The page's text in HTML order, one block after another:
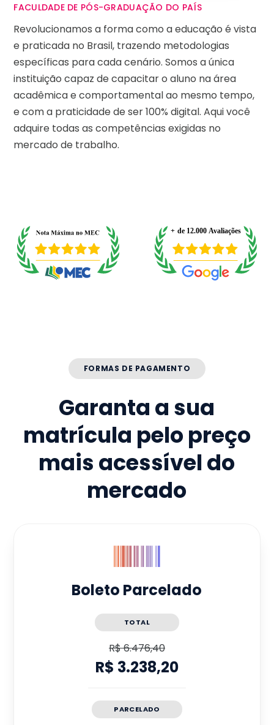
FACULDADE DE PÓS-GRADUAÇÃO DO PAÍS
Revolucionamos a forma como a educação é vista
e praticada no Brasil, trazendo metodologias
específicas para cada cenário. Somos a única
instituição capaz de capacitar o aluno na área
acadêmica e comportamental ao mesmo tempo,
e com a praticidade de ser 100% digital. Aqui você
adquire todas as competências exigidas no
mercado de trabalho.
FORMAS DE PAGAMENTO
Garanta a sua
matrícula pelo preço
mais acessível do
mercado
Boleto Parcelado
TOTAL
R$ 6.476,40
R$ 3.238,20
PARCELADO